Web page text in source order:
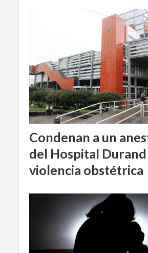
Condenan a un
del Hospital
violencia obstétrica